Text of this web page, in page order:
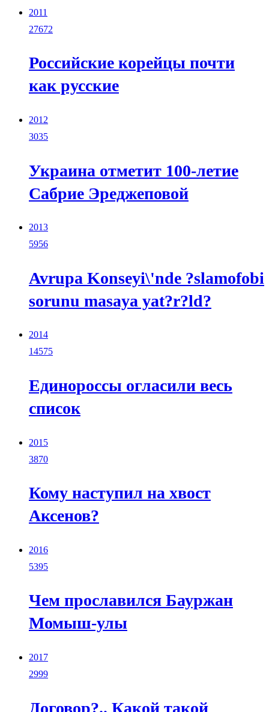
2011
27672
Российские корейцы почти
как русские
2012
3035
Украина отметит 100-летие
Сабрие Эреджеповой
2013
5956
Avrupa Konseyi\'nde ?slamofobi
sorunu masaya yat?r?ld?
2014
14575
Единороссы огласили весь
список
2015
3870
Кому наступил на хвост
Аксенов?
2016
5395
Чем прославился Бауржан
Момыш-улы
2017
2999
Договор?.. Какой такой